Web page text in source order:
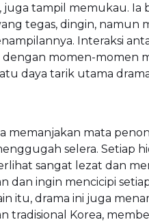
tampil memukau. Ia
tegas, dingin, namun
Interaksi
momen-momen
daya tarik utama
memanjakan mata
selera. Setiap
sangat lezat dan
dan ingin mencicipi
itu, drama ini juga
tradisional Korea,